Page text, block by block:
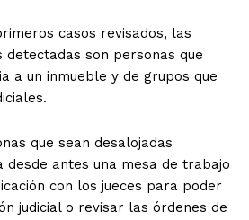
casos revisados, las
son personas que
a un inmueble y de grupos que
que sean desalojadas
desde antes una mesa de trabajo
con los jueces para poder
judicial o revisar las órdenes de